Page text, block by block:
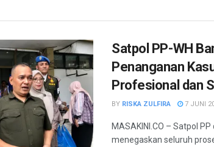
Satpol PP-WH
Penanganan
Profesional dan
BY RISKA ZULFIRA 7 JUNI
MASAKINI.CO – Satpol
menegaskan seluruh